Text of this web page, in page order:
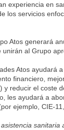
experiencia en
los servicios
Atos generará
al Grupo
Atos ayudará
financiero,
) y reducir el coste
les ayudará a
ejemplo, CIE-